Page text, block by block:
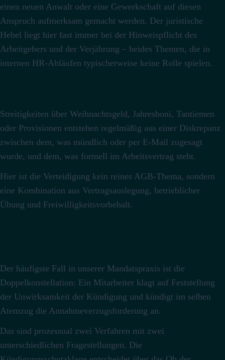
einen neuen Anwalt oder eine Gewerkschaft auf diesen
Anspruch aufmerksam gemacht werden. Der juristische
Hebel liegt hier fast immer bei der Hinweispflicht des
Arbeitgebers und der Verjährung – beides Themen, die in
internen HR-Abläufen typischerweise keine Rolle spielen.
Streitigkeiten über Weihnachtsgeld, Jahresboni, Tantiemen
oder Provisionen entstehen regelmäßig aus einer Diskrepanz
zwischen dem, was mündlich oder per E-Mail zugesagt
wurde, und dem, was formell im Arbeitsvertrag steht.
Hier ist die Verteidigung kein reines AGB-Thema, sondern
eine Kombination aus Vertragsauslegung, betrieblicher
Übung und Freiwilligkeitsvorbehalt.
Der häufigste Fall in unserer Mandatspraxis ist die
Doppelkonstellation: Ein Mitarbeiter klagt auf Feststellung
der Unwirksamkeit der Kündigung und kündigt im selben
Atemzug die Annahmeverzugsforderung an.
Das sind prozessual zwei Verfahren mit zwei
unterschiedlichen Fragestellungen. Die